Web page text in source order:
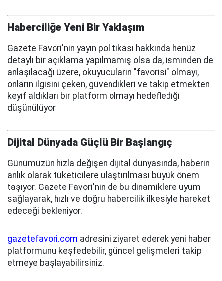
Haberciliğe Yeni Bir Yaklaşım
Gazete Favori'nin yayın politikası hakkında henüz
detaylı bir açıklama yapılmamış olsa da, isminden de
anlaşılacağı üzere, okuyucuların "favorisi" olmayı,
onların ilgisini çeken, güvendikleri ve takip etmekten
keyif aldıkları bir platform olmayı hedeflediği
düşünülüyor.
Dijital Dünyada Güçlü Bir Başlangıç
Günümüzün hızla değişen dijital dünyasında, haberin
anlık olarak tüketicilere ulaştırılması büyük önem
taşıyor. Gazete Favori'nin de bu dinamiklere uyum
sağlayarak, hızlı ve doğru habercilik ilkesiyle hareket
edeceği bekleniyor.
gazetefavori.com adresini ziyaret ederek yeni haber
platformunu keşfedebilir, güncel gelişmeleri takip
etmeye başlayabilirsiniz.